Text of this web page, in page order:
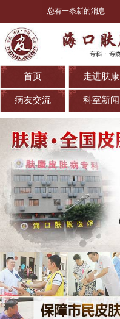
您有一条新的消息
首页 走进肤康
病友交流 科室新闻